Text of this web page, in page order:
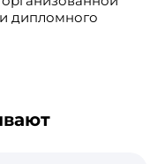
дипломного